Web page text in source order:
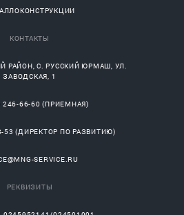
КОНТАКТЫ
РАЙОН, С.РУССКИЙ ЮРМАШ, УЛ.
ЗАВОДСКАЯ, 1
246-66-60 (ПРИЕМНАЯ)
53 (ДИРЕКТОР ПО РАЗВИТИЮ)
SERVICE.RU
РЕКВИЗИТЫ